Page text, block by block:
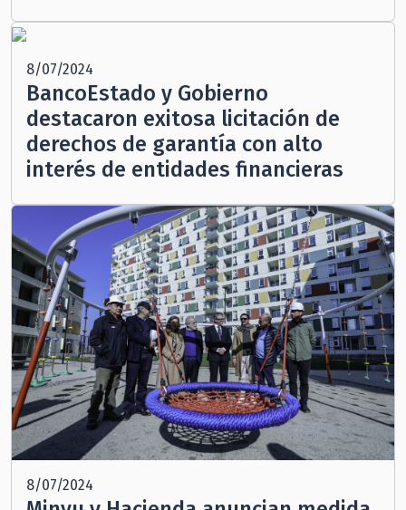
8/07/2024
BancoEstado y Gobierno
destacaron exitosa licitación de
derechos de garantía con alto
interés de entidades financieras
8/07/2024